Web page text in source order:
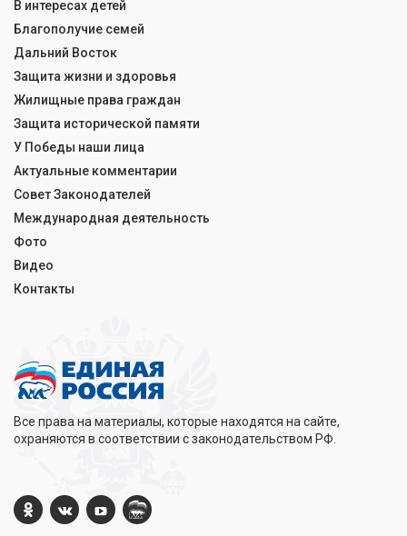
Все права на материалы, которые находятся на сайте,
охраняются в соответствии с законодательством РФ.
В интересах детей
Благополучие семей
Дальний Восток
Защита жизни и здоровья
Жилищные права граждан
Защита исторической памяти
У Победы наши лица
Актуальные комментарии
Совет Законодателей
Международная деятельность
Фото
Видео
Контакты